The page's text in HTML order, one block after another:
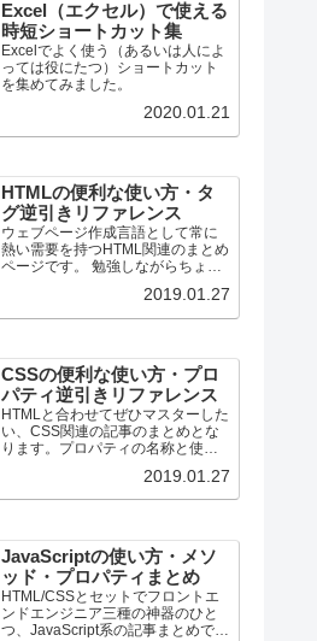
Excel（エクセル）で使える
時短ショートカット集
Excelでよく使う（あるいは人によ
っては役にたつ）ショートカット
を集めてみました。
2020.01.21
HTMLの便利な使い方・タ
グ逆引きリファレンス
ウェブページ作成言語として常に
熱い需要を持つHTML関連のまとめ
ページです。 勉強しながらちょっ
2019.01.27
CSSの便利な使い方・プロ
パティ逆引きリファレンス
HTMLと合わせてぜひマスターした
い、CSS関連の記事のまとめとな
ります。プロパティの名称と使用
ちょっととっても数少ないです
が、段々増える予定です。
2019.01.27
JavaScriptの使い方・メソ
ッド・プロパティまとめ
HTML/CSSとセットでフロントエ
ンドエンジニア三種の神器のひと
つ、JavaScript系の記事まとめで